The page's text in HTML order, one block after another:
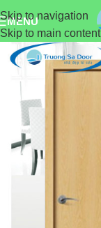
Skip to navigation
Skip to main content
MENU